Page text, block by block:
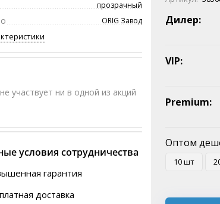
прозрачный
ORIG Завод
участвует ни в одной из акций
условия сотрудничества
гарантия
доставка
Дилер:
VIP:
Premium:
Оптом
10 шт